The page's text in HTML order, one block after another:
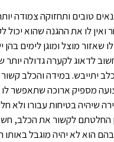
טובים ותחזוקה צמודה
לו את ההגנה שהוא יכול
שאזור מוצל ומוגן לימים
לדאוג לקערה גדולה
יתייבש. במידה והכלב
מספיק ארוכה שתאפשר
שיהיה בטיחות עבורו ולא
לקשור את הכלב, חשוב
הוא לא יהיה מוגבל באותו